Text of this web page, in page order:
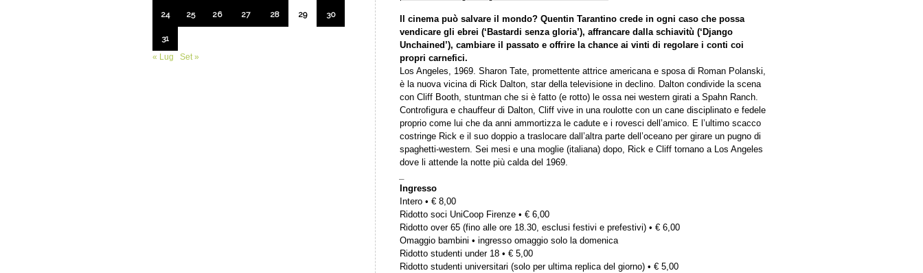
Il cinema può salvare il mondo? Quentin Tarantino crede in ogni caso che possa
vendicare gli ebrei (‘Bastardi senza gloria’), affrancare dalla schiavitù (‘Django
Unchained’), cambiare il passato e offrire la chance ai vinti di regolare i conti coi
propri carnefici.
Los Angeles, 1969. Sharon Tate, promettente attrice americana e sposa di Roman Polanski,
è la nuova vicina di Rick Dalton, star della televisione in declino. Dalton condivide la scena
con Cliff Booth, stuntman che si è fatto (e rotto) le ossa nei western girati a Spahn Ranch.
Controfigura e chauffeur di Dalton, Cliff vive in una roulotte con un cane disciplinato e fedele
proprio come lui che da anni ammortizza le cadute e i rovesci dell’amico. E l’ultimo scacco
costringe Rick e il suo doppio a traslocare dall’altra parte dell’oceano per girare un pugno di
spaghetti-western. Sei mesi e una moglie (italiana) dopo, Rick e Cliff tornano a Los Angeles
dove li attende la notte più calda del 1969.
Ingresso
Intero • € 8,00
Ridotto soci UniCoop Firenze • € 6,00
Ridotto over 65 (fino alle ore 18.30, esclusi festivi e prefestivi) • € 6,00
Omaggio bambini • ingresso omaggio solo la domenica
Ridotto studenti under 18 • € 5,00
Ridotto studenti universitari (solo per ultima replica del giorno) • € 5,00
24 25 26 27 28 29 30
31
« Lug
Set »